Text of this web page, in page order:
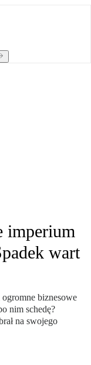
imperium
wart
biznesowe
nim schedę?
na swojego